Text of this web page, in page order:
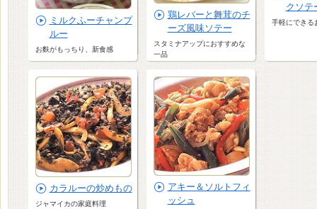
ミルクふーチャンプ
ルー
お麩がもっちり、新食感
鶏レバーと舞茸のチ
ーズ風味ソテー
スタミナアップにおすすめな
一品
クソテ
手軽にできる
カラルーの炒めもの
ジャマイカの家庭料理
アキー＆ソルトフィ
ッシュ